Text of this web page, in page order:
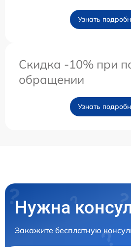
Узнать
Скидка -10% при
обращении
Узнать
Нужна
Закажите бесплатную